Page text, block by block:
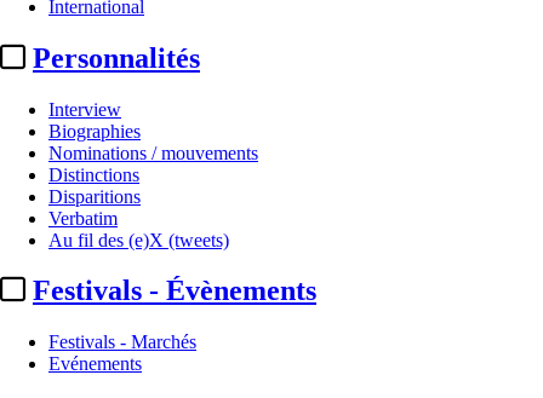
International
Personnalités
Interview
Biographies
Nominations / mouvements
Distinctions
Disparitions
Verbatim
Au fil des (e)X (tweets)
Festivals - Évènements
Festivals - Marchés
Evénements